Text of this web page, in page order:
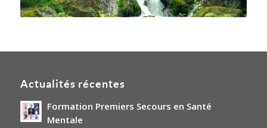
Actualités récentes
Formation Premiers Secours en Santé
Mentale